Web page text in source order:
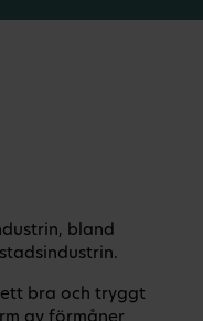
bland
ett bra och tryggt